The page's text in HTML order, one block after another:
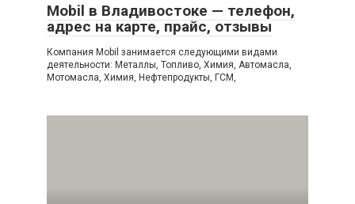
Mobil в Владивостоке — телефон,
адрес на карте, прайс, отзывы
Компания Mobil занимается следующими видами
деятельности: Металлы, Топливо, Химия, Автомасла,
Мотомасла, Химия, Нефтепродукты, ГСМ,